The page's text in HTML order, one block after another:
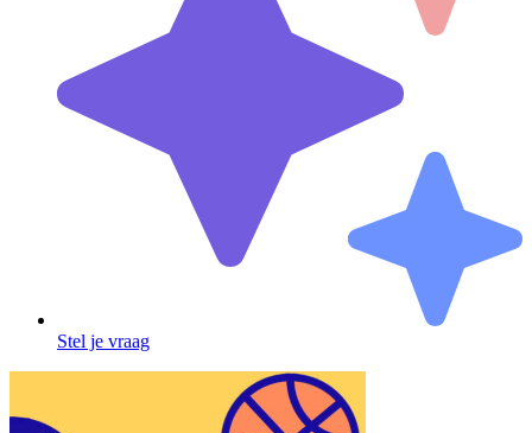
Stel je vraag